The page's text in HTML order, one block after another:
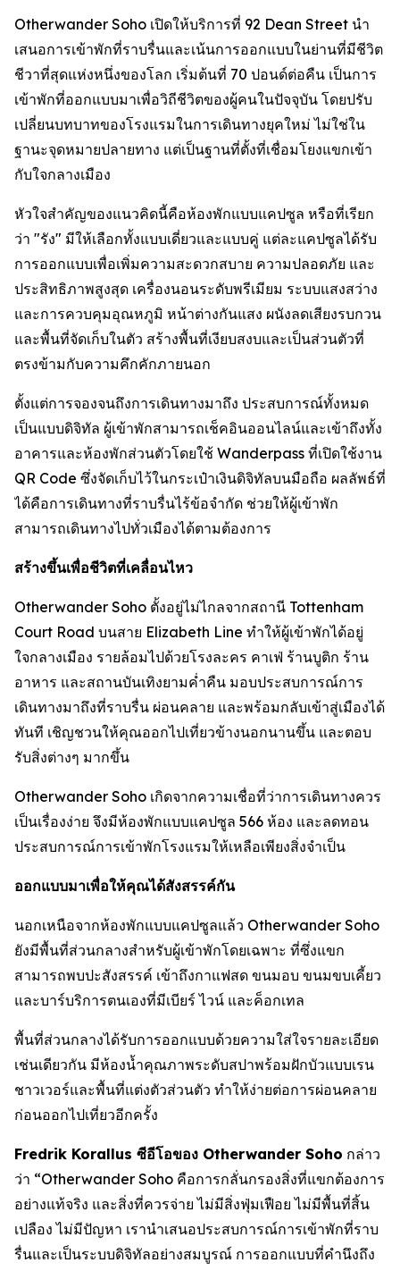
Otherwander Soho เปิดให้บริการที่ 92 Dean Street นำ
เสนอการเข้าพักที่ราบรื่นและเน้นการออกแบบในย่านที่มีชีวิต
ชีวาที่สุดแห่งหนึ่งของโลก เริ่มต้นที่ 70 ปอนด์ต่อคืน เป็นการ
เข้าพักที่ออกแบบมาเพื่อวิถีชีวิตของผู้คนในปัจจุบัน โดยปรับ
เปลี่ยนบทบาทของโรงแรมในการเดินทางยุคใหม่ ไม่ใช่ใน
ฐานะจุดหมายปลายทาง แต่เป็นฐานที่ตั้งที่เชื่อมโยงแขกเข้า
กับใจกลางเมือง
หัวใจสำคัญของแนวคิดนี้คือห้องพักแบบแคปซูล หรือที่เรียก
ว่า "รัง" มีให้เลือกทั้งแบบเดี่ยวและแบบคู่ แต่ละแคปซูลได้รับ
การออกแบบเพื่อเพิ่มความสะดวกสบาย ความปลอดภัย และ
ประสิทธิภาพสูงสุด เครื่องนอนระดับพรีเมียม ระบบแสงสว่าง
และการควบคุมอุณหภูมิ หน้าต่างกันแสง ผนังลดเสียงรบกวน
และพื้นที่จัดเก็บในตัว สร้างพื้นที่เงียบสงบและเป็นส่วนตัวที่
ตรงข้ามกับความคึกคักภายนอก
ตั้งแต่การจองจนถึงการเดินทางมาถึง ประสบการณ์ทั้งหมด
เป็นแบบดิจิทัล ผู้เข้าพักสามารถเช็คอินออนไลน์และเข้าถึงทั้ง
อาคารและห้องพักส่วนตัวโดยใช้ Wanderpass ที่เปิดใช้งาน
QR Code ซึ่งจัดเก็บไว้ในกระเป๋าเงินดิจิทัลบนมือถือ ผลลัพธ์ที่
ได้คือการเดินทางที่ราบรื่นไร้ข้อจำกัด ช่วยให้ผู้เข้าพัก
สามารถเดินทางไปทั่วเมืองได้ตามต้องการ
สร้างขึ้นเพื่อชีวิตที่เคลื่อนไหว
Otherwander Soho ตั้งอยู่ไม่ไกลจากสถานี Tottenham
Court Road บนสาย Elizabeth Line ทำให้ผู้เข้าพักได้อยู่
ใจกลางเมือง รายล้อมไปด้วยโรงละคร คาเฟ่ ร้านบูติก ร้าน
อาหาร และสถานบันเทิงยามค่ำคืน มอบประสบการณ์การ
เดินทางมาถึงที่ราบรื่น ผ่อนคลาย และพร้อมกลับเข้าสู่เมืองได้
ทันที เชิญชวนให้คุณออกไปเที่ยวข้างนอกนานขึ้น และตอบ
รับสิ่งต่างๆ มากขึ้น
Otherwander Soho เกิดจากความเชื่อที่ว่าการเดินทางควร
เป็นเรื่องง่าย จึงมีห้องพักแบบแคปซูล 566 ห้อง และลดทอน
ประสบการณ์การเข้าพักโรงแรมให้เหลือเพียงสิ่งจำเป็น
ออกแบบมาเพื่อให้คุณได้สังสรรค์กัน
นอกเหนือจากห้องพักแบบแคปซูลแล้ว Otherwander Soho
ยังมีพื้นที่ส่วนกลางสำหรับผู้เข้าพักโดยเฉพาะ ที่ซึ่งแขก
สามารถพบปะสังสรรค์ เข้าถึงกาแฟสด ขนมอบ ขนมขบเคี้ยว
และบาร์บริการตนเองที่มีเบียร์ ไวน์ และค็อกเทล
พื้นที่ส่วนกลางได้รับการออกแบบด้วยความใส่ใจรายละเอียด
เช่นเดียวกัน มีห้องน้ำคุณภาพระดับสปาพร้อมฝักบัวแบบเรน
ชาวเวอร์และพื้นที่แต่งตัวส่วนตัว ทำให้ง่ายต่อการผ่อนคลาย
ก่อนออกไปเที่ยวอีกครั้ง
Fredrik Korallus ซีอีโอของ Otherwander Soho กล่าว
ว่า “Otherwander Soho คือการกลั่นกรองสิ่งที่แขกต้องการ
อย่างแท้จริง และสิ่งที่ควรจ่าย ไม่มีสิ่งฟุ่มเฟือย ไม่มีพื้นที่สิ้น
เปลือง ไม่มีปัญหา เรานำเสนอประสบการณ์การเข้าพักที่ราบ
รื่นและเป็นระบบดิจิทัลอย่างสมบูรณ์ การออกแบบที่คำนึงถึง